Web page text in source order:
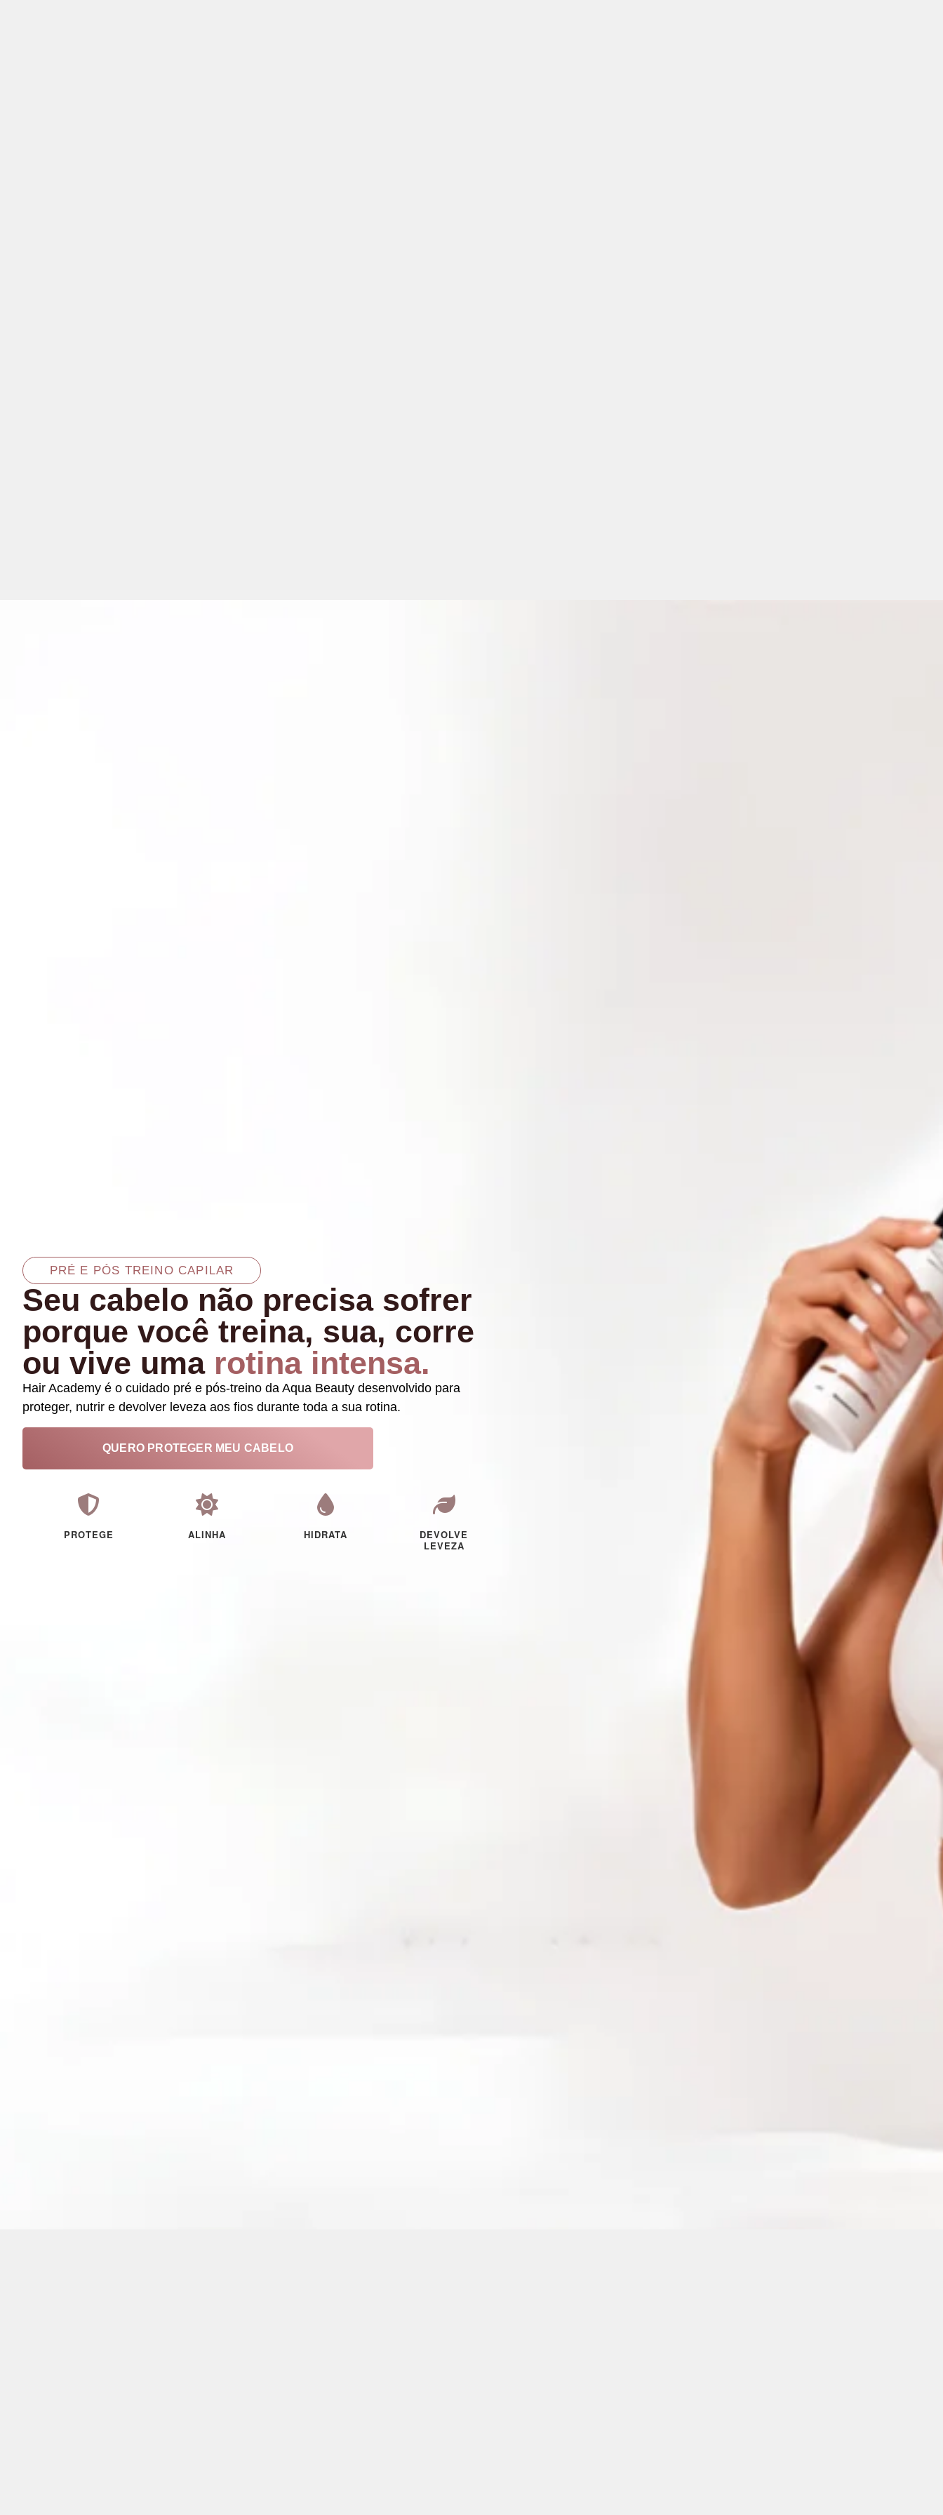
PRÉ E PÓS TREINO CAPILAR
Seu cabelo não precisa sofrer
porque você treina, sua, corre
ou vive uma rotina intensa.
Hair Academy é o cuidado pré e pós-treino da Aqua Beauty desenvolvido para
proteger, nutrir e devolver leveza aos fios durante toda a sua rotina.
QUERO PROTEGER MEU CABELO
PROTEGE ALINHA HIDRATA
DEVOLVE
LEVEZA